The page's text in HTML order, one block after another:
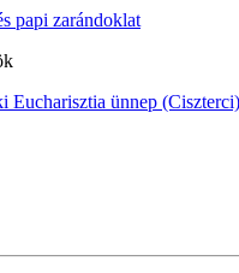
papi zarándoklat
Eucharisztia ünnep (Ciszterci)